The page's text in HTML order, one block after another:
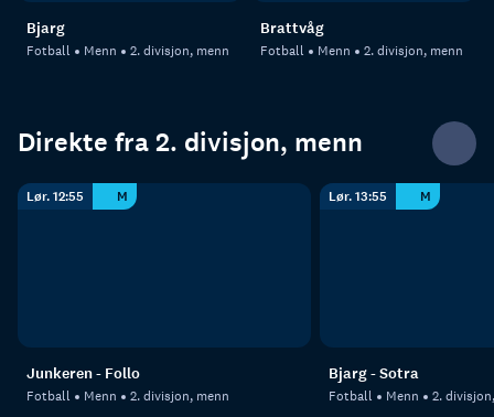
Bjarg
Fotball Menn 2. divisjon, menn
Brattvåg
Fotball Menn 2. divisjon, menn
Direkte fra 2. divisjon, menn
Lør. 12:55 M
Junkeren - Follo
Fotball Menn 2. divisjon, menn
Lør. 13:55 M
Bjarg - Sotra
Fotball Menn 2.